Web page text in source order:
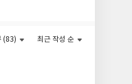
(83) 최근 작성 순